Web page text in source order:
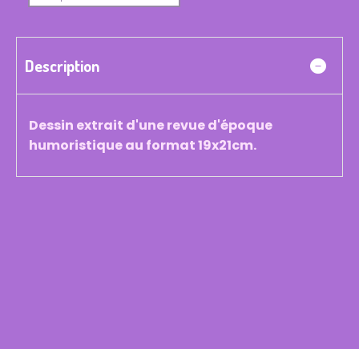
Description
Dessin extrait d'une revue d'époque
humoristique au format 19x21cm.